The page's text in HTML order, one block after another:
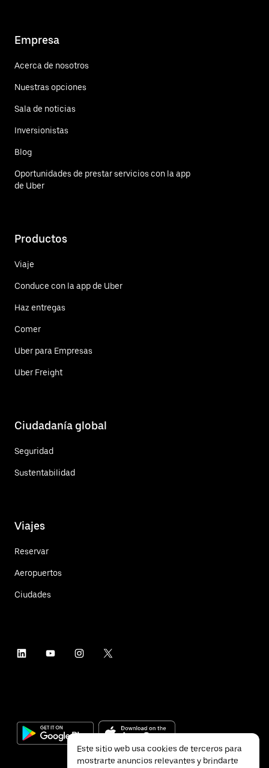
Empresa
Acerca de nosotros
Nuestras opciones
Sala de noticias
Inversionistas
Blog
Oportunidades de prestar servicios con la app
de Uber
Productos
Viaje
Conduce con la app de Uber
Haz entregas
Comer
Uber para Empresas
Uber Freight
Ciudadanía global
Seguridad
Sustentabilidad
Viajes
Reservar
Aeropuertos
Ciudades
Este sitio web usa cookies de terceros para
mostrarte anuncios relevantes y brindarte